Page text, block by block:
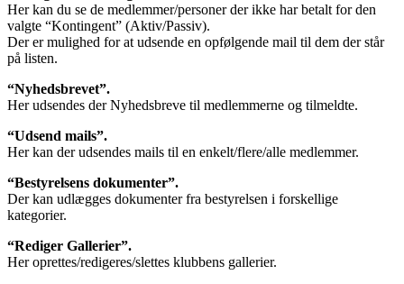
Her kan du se de medlemmer/personer der ikke har betalt for den
valgte “Kontingent” (Aktiv/Passiv).
Der er mulighed for at udsende en opfølgende mail til dem der står
på listen.
“Nyhedsbrevet”.
Her udsendes der Nyhedsbreve til medlemmerne og tilmeldte.
“Udsend mails”.
Her kan der udsendes mails til en enkelt/flere/alle medlemmer.
“Bestyrelsens dokumenter”.
Der kan udlægges dokumenter fra bestyrelsen i forskellige
kategorier.
“Rediger Gallerier”.
Her oprettes/redigeres/slettes klubbens gallerier.